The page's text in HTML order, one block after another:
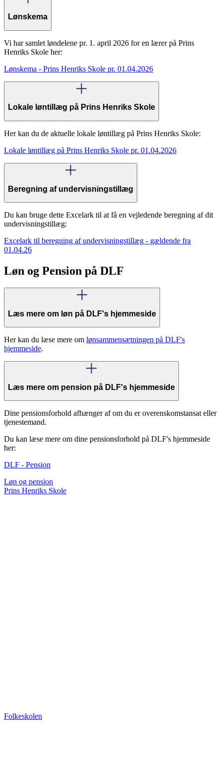
Lønskema
Vi har samlet løndelene pr. 1. april 2026 for en lærer på Prins
Henriks Skole her:
Lønskema - Prins Henriks Skole pr. 01.04.2026
Lokale løntillæg på Prins Henriks Skole
Her kan du de aktuelle lokale løntillæg på Prins Henriks Skole:
Lokale løntillæg på Prins Henriks Skole pr. 01.04.2026
Beregning af undervisningstillæg
Du kan bruge dette Excelark til at få en vejledende beregning af dit
undervisningstillæg:
Excelark til beregning af undervisningstillæg - gældende fra
01.04.26
Løn og Pension på DLF
Læs mere om løn på DLF's hjemmeside
Her kan du læse mere om lønsammensætningen på DLF's
hjemmeside.
Læs mere om pension på DLF's hjemmeside
Dine pensionsforhold afhænger af om du er overenskomstansat eller
tjenestemand.
Du kan læse mere om dine pensionsforhold på DLF's hjemmeside
her:
DLF - Pension
Løn og pension
Prins Henriks Skole
Folkeskolen